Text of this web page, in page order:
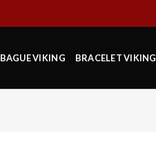
BAGUE VIKING BRACELET VIKING